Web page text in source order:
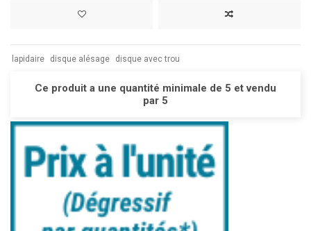
lapidaire disque alésage disque avec trou
Ce produit a une quantité minimale de 5 et vendu
par 5